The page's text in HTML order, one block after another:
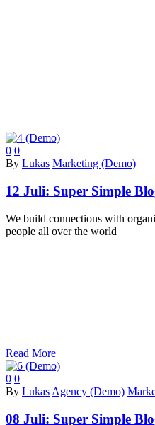
0 0
By Lukas Marketing (Demo)
12 Juli: Super Simple
We build connections with
people all over the world
Read More
0 0
By Lukas Agency (Demo)
08 Juli: Super Simple